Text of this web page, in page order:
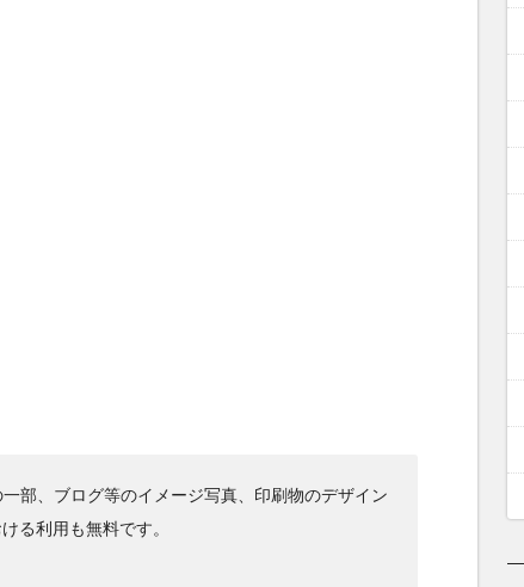
部、ブログ等のイメージ写真、印刷物のデザイン
る利用も無料です。